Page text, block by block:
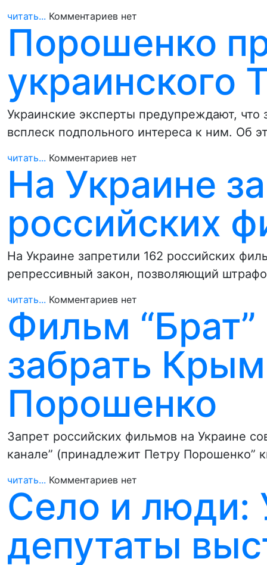
читать... Комментариев нет
Порошенко
украинского
Украинские эксперты предупреждают, что
всплеск подпольного интереса к ним. Об
читать... Комментариев нет
На Украине
российских
На Украине запретили 162 российских
репрессивный закон, позволяющий
читать... Комментариев нет
Фильм
забрать
Порошенко
Запрет российских фильмов на Украине
канале” (принадлежит Петру Порошенко”
читать... Комментариев нет
Село и люди:
депутаты